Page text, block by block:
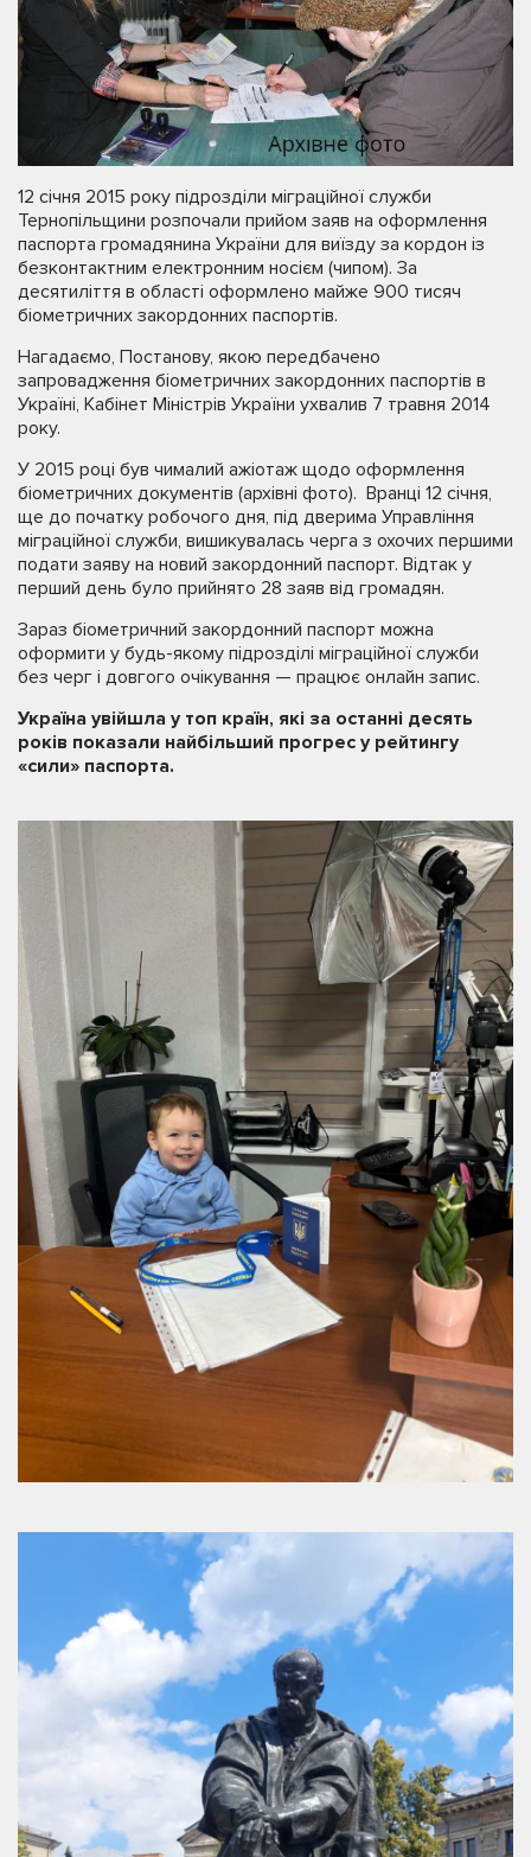
12 січня 2015 року підрозділи міграційної служби
Тернопільщини розпочали прийом заяв на оформлення
паспорта громадянина України для виїзду за кордон із
безконтактним електронним носієм (чипом). За
десятиліття в області оформлено майже 900 тисяч
біометричних закордонних паспортів.
Нагадаємо, Постанову, якою передбачено
запровадження біометричних закордонних паспортів в
Україні, Кабінет Міністрів України ухвалив 7 травня 2014
року.
У 2015 році був чималий ажіотаж щодо оформлення
біометричних документів (архівні фото). Вранці 12 січня,
ще до початку робочого дня, під дверима Управління
міграційної служби, вишикувалась черга з охочих першими
подати заяву на новий закордонний паспорт. Відтак у
перший день було прийнято 28 заяв від громадян.
Зараз біометричний закордонний паспорт можна
оформити у будь-якому підрозділі міграційної служби
без черг і довгого очікування — працює онлайн запис.
Україна увійшла у топ країн, які за останні десять
років показали найбільший прогрес у рейтингу
«сили» паспорта.